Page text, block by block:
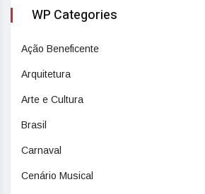
WP Categories
Ação Beneficente
Arquitetura
Arte e Cultura
Brasil
Carnaval
Cenário Musical